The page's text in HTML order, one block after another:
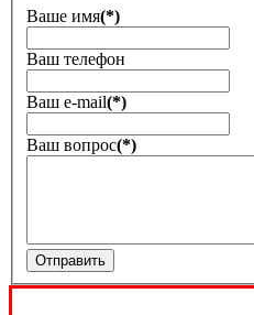
Ваше имя(*)
Ваш телефон
Ваш е-mail(*)
Ваш вопрос(*)
Отправить